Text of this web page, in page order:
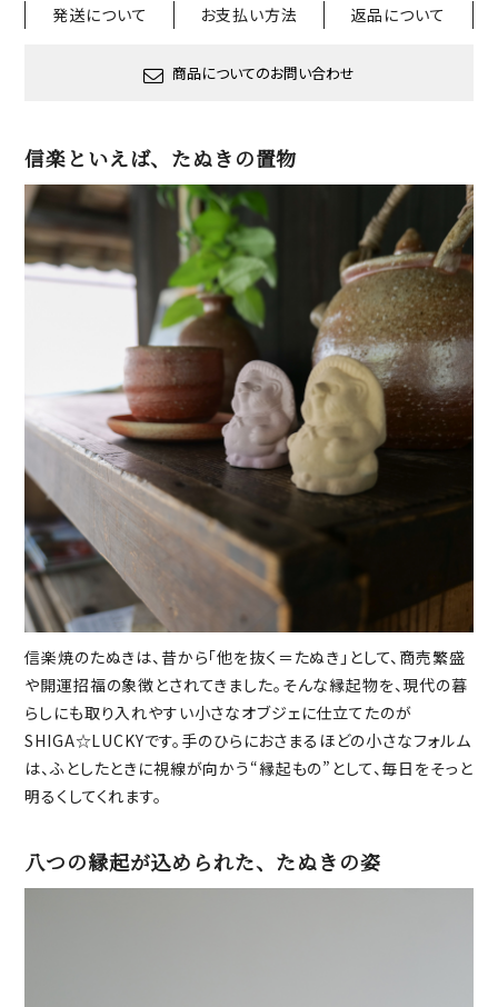
発送について お支払い方法 返品について
商品についてのお問い合わせ
信楽といえば、たぬきの置物
信楽焼のたぬきは、昔から「他を抜く＝たぬき」として、商売繁盛
や開運招福の象徴とされてきました。そんな縁起物を、現代の暮
らしにも取り入れやすい小さなオブジェに仕立てたのが
SHIGA☆LUCKYです。手のひらにおさまるほどの小さなフォルム
は、ふとしたときに視線が向かう“縁起もの”として、毎日をそっと
明るくしてくれます。
八つの縁起が込められた、たぬきの姿